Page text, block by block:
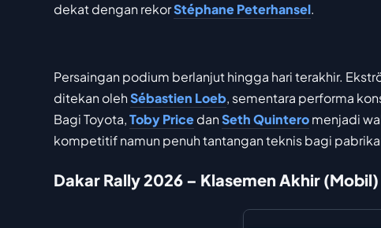
dekat dengan rekorStéphane Peterhansel.
Persaingan podium berlanjut hingga hari terakhir.
ditekan olehSébastien Loeb, sementara performa
Bagi Toyota,Toby PricedanSeth Quinteromenjadi
kompetitif namun penuh tantangan teknis bagi
Dakar Rally 2026 – Klasemen Akhir (Mobil)